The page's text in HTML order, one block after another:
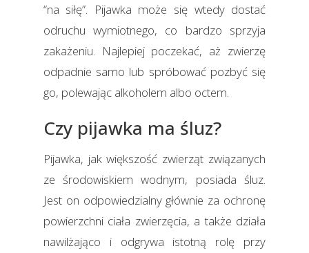
“na siłę”. Pijawka może się wtedy dostać
odruchu wymiotnego, co bardzo sprzyja
zakażeniu. Najlepiej poczekać, aż zwierzę
odpadnie samo lub spróbować pozbyć się
go, polewając alkoholem albo octem.
Czy pijawka ma śluz?
Pijawka, jak większość zwierząt związanych
ze środowiskiem wodnym, posiada śluz.
Jest on odpowiedzialny głównie za ochronę
powierzchni ciała zwierzęcia, a także działa
nawilżająco i odgrywa istotną rolę przy